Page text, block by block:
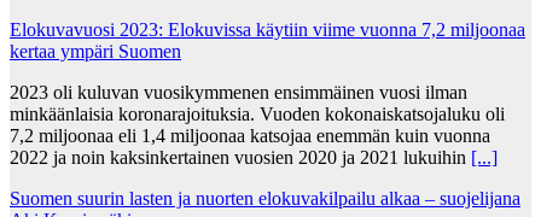
Elokuvavuosi 2023: Elokuvissa käytiin viime vuonna 7,2 miljoonaa
kertaa ympäri Suomen
2023 oli kuluvan vuosikymmenen ensimmäinen vuosi ilman
minkäänlaisia koronarajoituksia. Vuoden kokonaiskatsojaluku oli
7,2 miljoonaa eli 1,4 miljoonaa katsojaa enemmän kuin vuonna
2022 ja noin kaksinkertainen vuosien 2020 ja 2021 lukuihin [...]
Suomen suurin lasten ja nuorten elokuvakilpailu alkaa – suojelijana